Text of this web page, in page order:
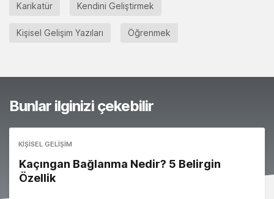
Karikatür Kendini Geliştirmek
Kişisel Gelişim Yazıları Öğrenmek
Bunlar ilginizi çekebilir
KIŞISEL GELIŞIM
Kaçıngan Bağlanma Nedir? 5 Belirgin
Özellik